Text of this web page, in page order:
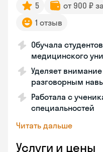
5 от 900 ₽
1 отзыв
Обучала
медицинского
Уделяет
разговорным
Работала с
специальностей
Читать дальше
Услуги и цены